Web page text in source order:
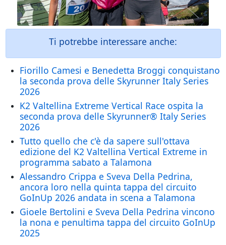
Ti potrebbe interessare anche:
Fiorillo Camesi e Benedetta Broggi conquistano
la seconda prova delle Skyrunner Italy Series
2026
K2 Valtellina Extreme Vertical Race ospita la
seconda prova delle Skyrunner® Italy Series
2026
Tutto quello che c'è da sapere sull'ottava
edizione del K2 Valtellina Vertical Extreme in
programma sabato a Talamona
Alessandro Crippa e Sveva Della Pedrina,
ancora loro nella quinta tappa del circuito
GoInUp 2026 andata in scena a Talamona
Gioele Bertolini e Sveva Della Pedrina vincono
la nona e penultima tappa del circuito GoInUp
2025